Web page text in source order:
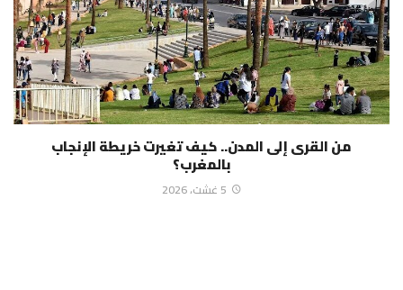
من القرى إلى المدن.. كيف تغيرت خريطة الإنجاب
بالمغرب؟
5 غشت، 2026